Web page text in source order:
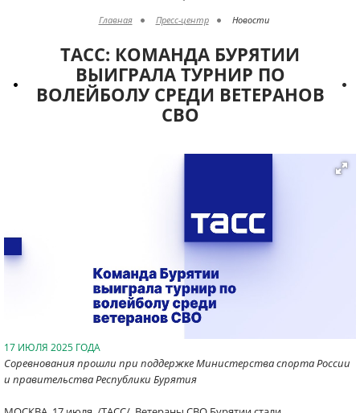
Главная Пресс-центр Новости
ТАСС: КОМАНДА БУРЯТИИ
ВЫИГРАЛА ТУРНИР ПО
ВОЛЕЙБОЛУ СРЕДИ ВЕТЕРАНОВ
СВО
17 ИЮЛЯ 2025 ГОДА
Соревнования прошли при поддержке Министерства спорта России
и правительства Республики Бурятия